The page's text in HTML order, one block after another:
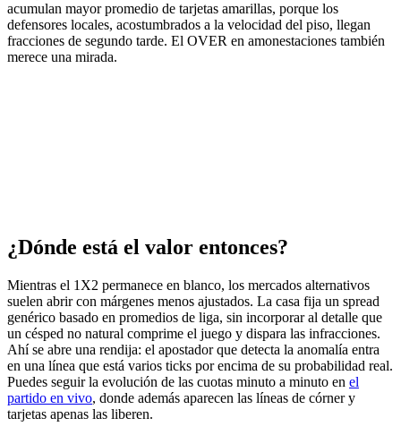
acumulan mayor promedio de tarjetas amarillas, porque los
defensores locales, acostumbrados a la velocidad del piso, llegan
fracciones de segundo tarde. El OVER en amonestaciones también
merece una mirada.
¿Dónde está el valor entonces?
Mientras el 1X2 permanece en blanco, los mercados alternativos
suelen abrir con márgenes menos ajustados. La casa fija un spread
genérico basado en promedios de liga, sin incorporar al detalle que
un césped no natural comprime el juego y dispara las infracciones.
Ahí se abre una rendija: el apostador que detecta la anomalía entra
en una línea que está varios ticks por encima de su probabilidad real.
Puedes seguir la evolución de las cuotas minuto a minuto en el
partido en vivo, donde además aparecen las líneas de córner y
tarjetas apenas las liberen.